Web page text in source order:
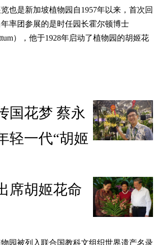
也是新加坡植物园自1957年以来，首次回
率团参展的是时任园长霍尔顿博士
），他于1928年启动了植物园的胡姬花
国花梦 蔡永
轻一代“胡姬
席胡姬花命
园被列入联合国教科文组织世界遗产名录